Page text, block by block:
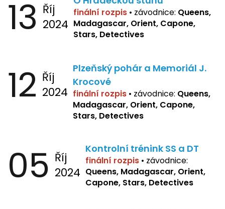
13 Říj
2024
finální rozpis • závodnice: Queens,
Madagascar, Orient, Capone,
Stars, Detectives
12 Říj
2024
Plzeňský pohár a Memoriál J.
Krocové
finální rozpis • závodnice: Queens,
Madagascar, Orient, Capone,
Stars, Detectives
05 Říj
2024
Kontrolní trénink SS a DT
finální rozpis • závodnice:
Queens, Madagascar, Orient,
Capone, Stars, Detectives